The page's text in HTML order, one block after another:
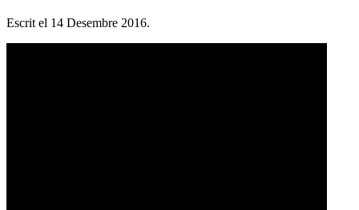
Escrit el 14 Desembre 2016.